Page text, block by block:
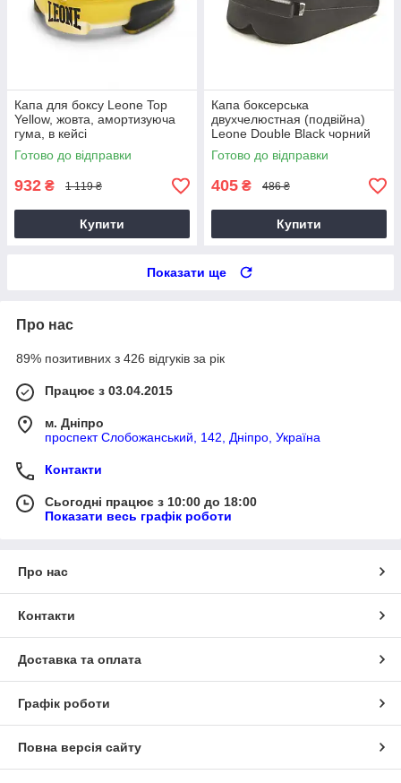
Капа для боксу Leone Top
Yellow, жовта, амортизуюча
гума, в кейсі
Готово до відправки
932 ₴ 1 119 ₴
Купити
Капа боксерська
двухчелюстная (подвійна)
Leone Double Black чорний
Готово до відправки
405 ₴ 486 ₴
Купити
Показати ще
Про нас
89% позитивних з 426 відгуків за рік
Працює з 03.04.2015
м. Дніпро
проспект Слобожанський, 142, Дніпро, Україна
Контакти
Сьогодні працює з 10:00 до 18:00
Показати весь графік роботи
Про нас
Контакти
Доставка та оплата
Графік роботи
Повна версія сайту